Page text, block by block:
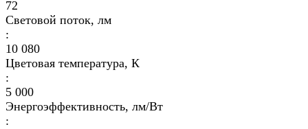
72
Световой поток, лм
:
10 080
Цветовая температура, К
:
5 000
Энергоэффективность, лм/Вт
: